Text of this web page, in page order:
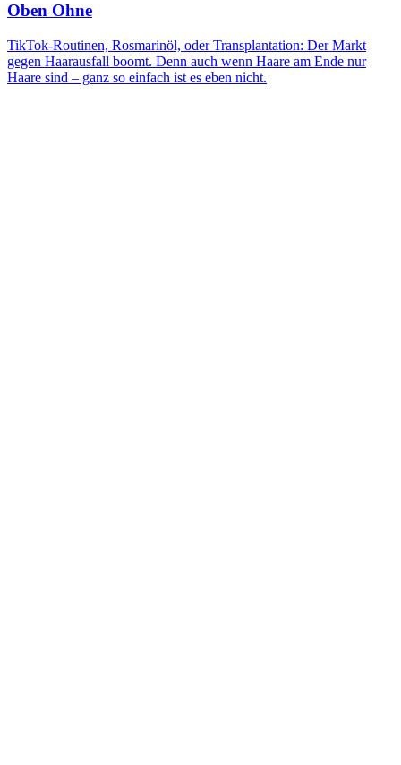
Oben Ohne
TikTok-Routinen, Rosmarinöl, oder Transplantation: Der Markt
gegen Haarausfall boomt. Denn auch wenn Haare am Ende nur
Haare sind – ganz so einfach ist es eben nicht.